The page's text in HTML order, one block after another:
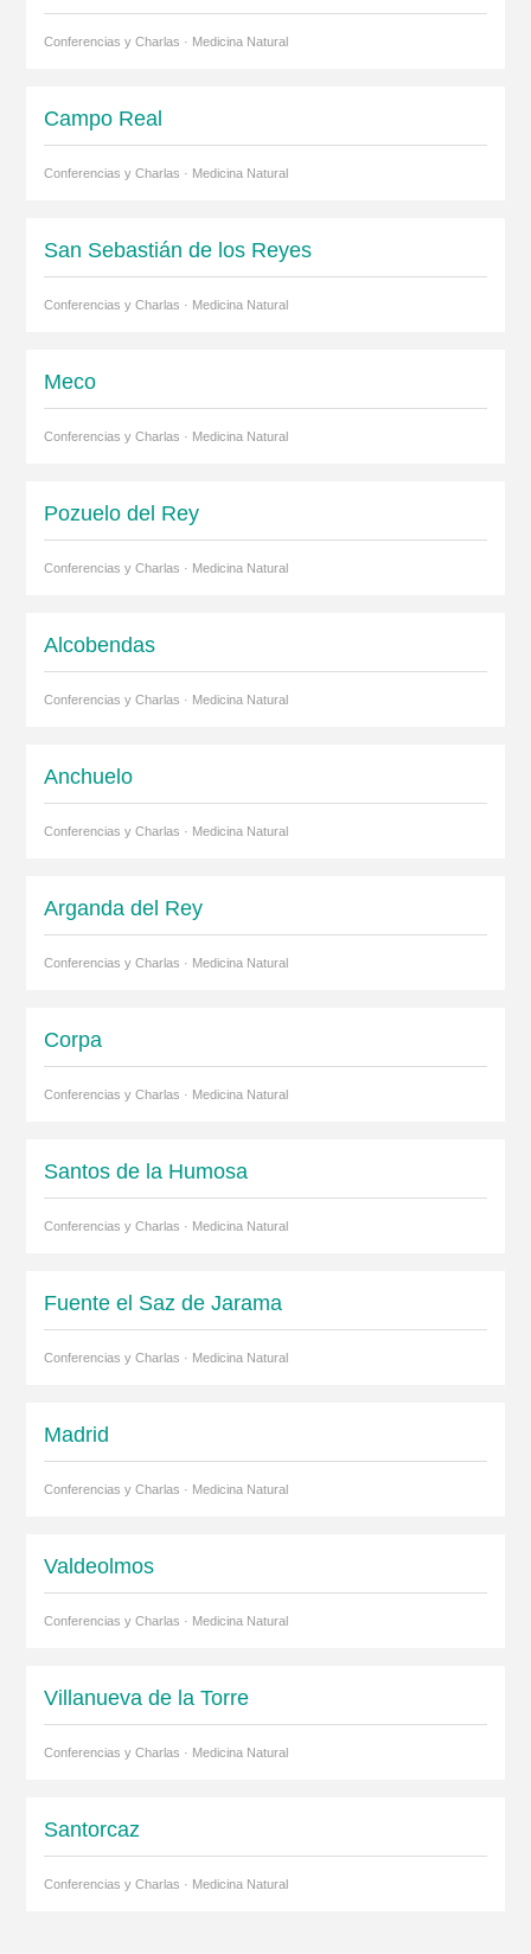
Conferencias y Charlas · Medicina Natural
Campo Real
Conferencias y Charlas · Medicina Natural
San Sebastián de los Reyes
Conferencias y Charlas · Medicina Natural
Meco
Conferencias y Charlas · Medicina Natural
Pozuelo del Rey
Conferencias y Charlas · Medicina Natural
Alcobendas
Conferencias y Charlas · Medicina Natural
Anchuelo
Conferencias y Charlas · Medicina Natural
Arganda del Rey
Conferencias y Charlas · Medicina Natural
Corpa
Conferencias y Charlas · Medicina Natural
Santos de la Humosa
Conferencias y Charlas · Medicina Natural
Fuente el Saz de Jarama
Conferencias y Charlas · Medicina Natural
Madrid
Conferencias y Charlas · Medicina Natural
Valdeolmos
Conferencias y Charlas · Medicina Natural
Villanueva de la Torre
Conferencias y Charlas · Medicina Natural
Santorcaz
Conferencias y Charlas · Medicina Natural